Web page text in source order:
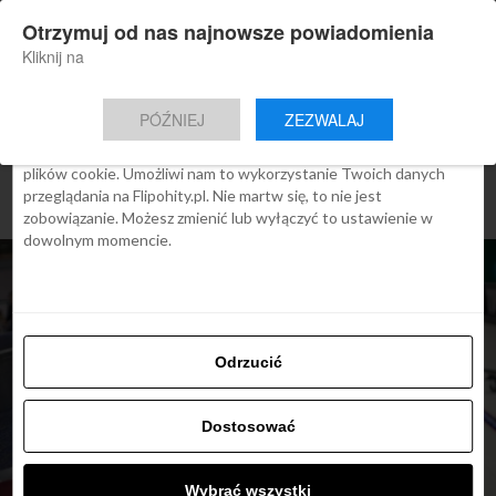
Nowa aplikacja Flipohity
Aktualne wiadomości, artykuły, TOP
Instalacja
Co wszystko można
Zgoda Szczegóły O cookies
Ta strona używa plików cookies
We Flipo robimy wszystko, aby pokazać Ci tylko te treści, które
plików cookie. Umożliwi nam to wykorzystanie Twoich danych
przeglądania na Flipohity.pl. Nie martw się, to nie jest
zobowiązanie. Możesz zmienić lub wyłączyć to ustawienie w
dowolnym momencie.
Odrzucić
Dostosować
Wybrać wszystki
Otrzymuj od nas najnowsze powiadomienia
Kliknij na
PÓŹNIEJ ZEZWALAJ